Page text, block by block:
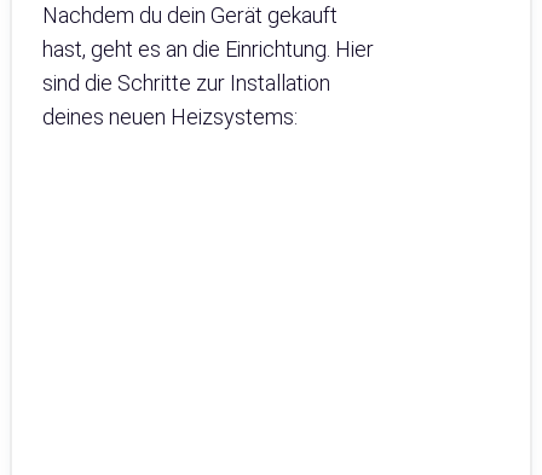
Nachdem du dein Gerät gekauft
hast, geht es an die Einrichtung. Hier
sind die Schritte zur Installation
deines neuen Heizsystems: